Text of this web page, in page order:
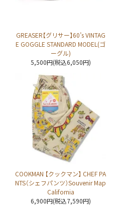
GREASER【グリサー】60’s VINTAG
E GOGGLE STANDARD MODEL(ゴ
ーグル)
5,500円(税込6,050円)
COOKMAN 【クックマン】 CHEF PA
NTS（シェフパンツ）Souvenir Map
California
6,900円(税込7,590円)